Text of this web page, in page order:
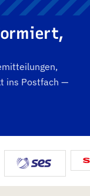
ins Postfach —